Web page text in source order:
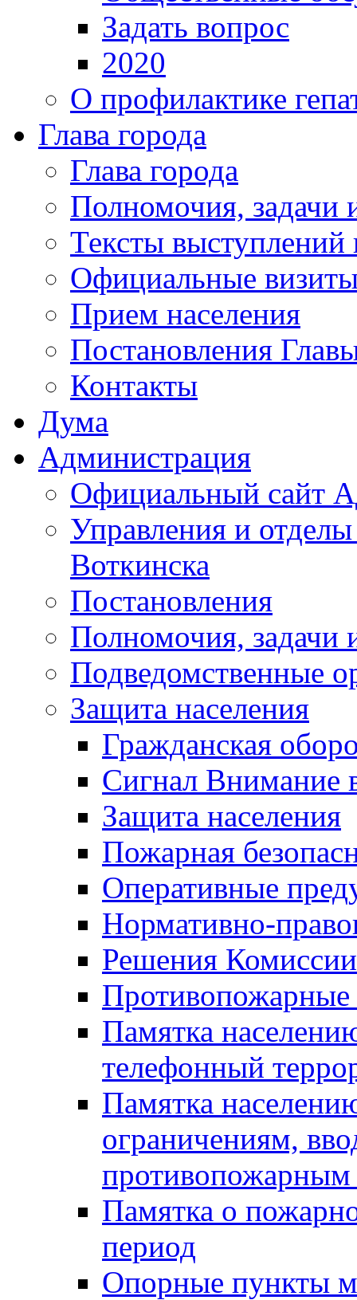
Задать вопрос
2020
О профилактике
Глава города
Глава города
Полномочия, задачи
Тексты выступлений
Официальные
Прием населения
Постановления
Контакты
Дума
Администрация
Официальный сайт
Управления и
Воткинска
Постановления
Полномочия, задачи
Подведомственные
Защита населения
Гражданская
Сигнал Внимание
Защита населения
Пожарная
Оперативные
Нормативно-
Решения
Противопожарные
Памятка
телефонный
Памятка
ограничениям,
Памятка о
период
Опорные пункты